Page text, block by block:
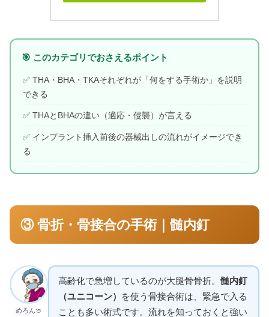
🎯 このカテゴリでおさえるポイント
✅ THA・BHA・TKAそれぞれが「何をする手術か」を説明
できる
✅ THAとBHAの違い（適応・侵襲）が言える
✅ インプラント挿入前後の器械出しの流れがイメージでき
る
③ 骨折・骨接合の手術｜髄内釘
めろん🍈
高齢化で急増しているのが大腿骨骨折。 髄内釘
（ユニコーン）
を使う骨接合術は、緊急で入る
ことも多い術式です。流れを知っておくと強い